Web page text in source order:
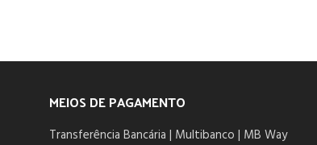
MEIOS DE PAGAMENTO
Transferência Bancária | Multibanco | MB Way